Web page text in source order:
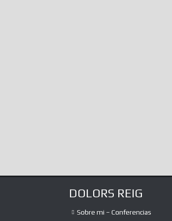
DOLORS REIG
Sobre mi – Conferencias